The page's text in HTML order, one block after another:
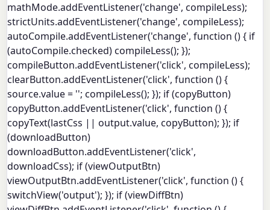
mathMode.addEventListener('change', compileLess);
strictUnits.addEventListener('change', compileLess);
autoCompile.addEventListener('change', function () { if
(autoCompile.checked) compileLess(); });
compileButton.addEventListener('click', compileLess);
clearButton.addEventListener('click', function () {
source.value = ''; compileLess(); }); if (copyButton)
copyButton.addEventListener('click', function () {
copyText(lastCss || output.value, copyButton); }); if
(downloadButton)
downloadButton.addEventListener('click',
downloadCss); if (viewOutputBtn)
viewOutputBtn.addEventListener('click', function () {
switchView('output'); }); if (viewDiffBtn)